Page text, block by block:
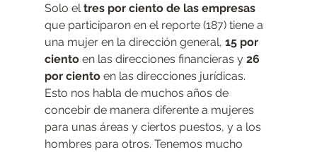
Solo el tres por ciento de las empresas
que participaron en el reporte (187) tiene a
una mujer en la dirección general, 15 por
ciento en las direcciones financieras y 26
por ciento en las direcciones jurídicas.
Esto nos habla de muchos años de
concebir de manera diferente a mujeres
para unas áreas y ciertos puestos, y a los
hombres para otros. Tenemos mucho